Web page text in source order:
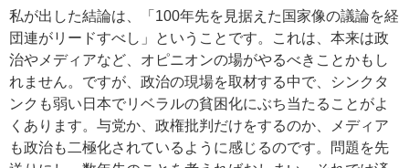
私が出した結論は、「100年先を見据えた国家像の議論を経
団連がリードすべし」ということです。これは、本来は政
治やメディアなど、オピニオンの場がやるべきことかもし
れません。ですが、政治の現場を取材する中で、シンクタ
ンクも弱い日本でリベラルの貧困化にぶち当たることがよ
くあります。与党か、政権批判だけをするのか、メディア
も政治も二極化されているように感じるのです。問題を先